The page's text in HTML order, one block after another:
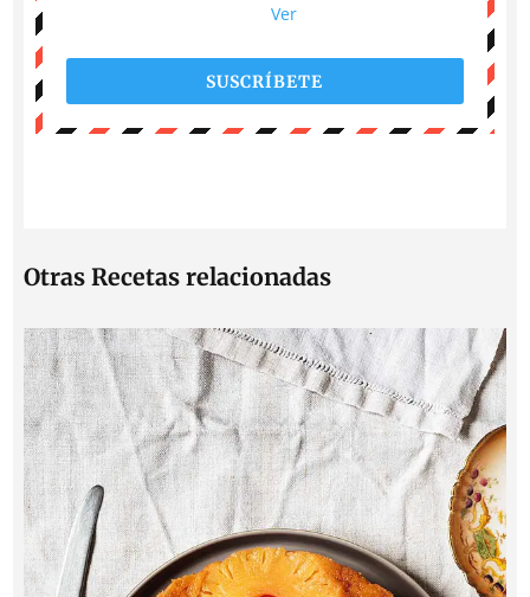
Ver
SUSCRÍBETE
Otras Recetas relacionadas